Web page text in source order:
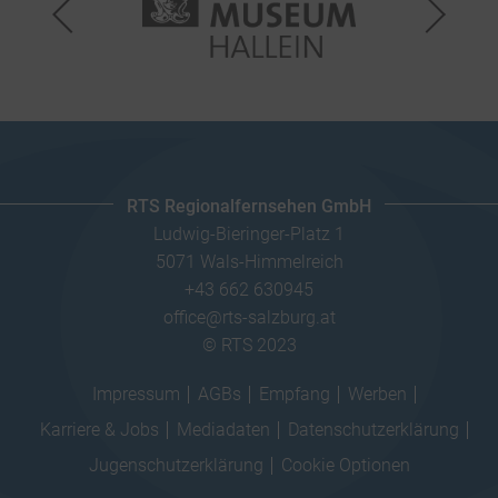
RTS Regionalfernsehen GmbH
Ludwig-Bieringer-Platz 1
5071 Wals-Himmelreich
+43 662 630945
office@rts-salzburg.at
© RTS 2023
Impressum AGBs Empfang
Werben
Karriere & Jobs
Mediadaten
Datenschutzerklärung
Jugenschutzerklärung
Cookie Optionen